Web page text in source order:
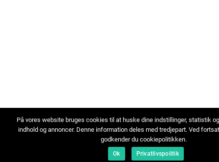
På vores website bruges cookies til at huske dine indstillinger, statistik
indhold og annoncer. Denne information deles med tredjepart. Ved
godkender du cookiepolitikken.
Ok Privatlivspolitik